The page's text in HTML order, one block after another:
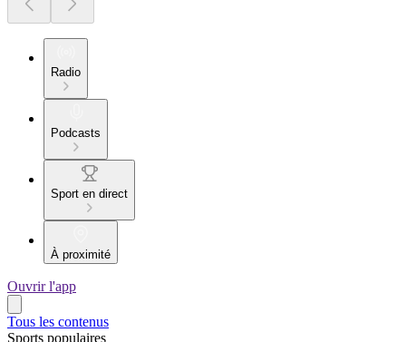
Radio
Podcasts
Sport en direct
À proximité
Ouvrir l'app
Tous les contenus
Sports populaires